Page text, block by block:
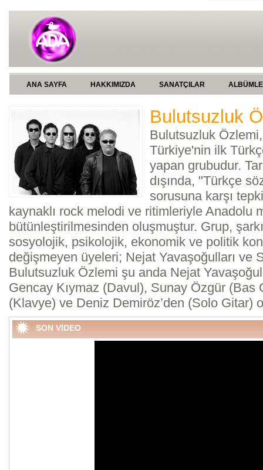
ANA SAYFA HAKKIMIZDA SANATÇILAR
Bulutsuzluk
Bulutsuzluk
Türkiye'nin ilk
yapan grubudur.
dışında, "Türkçe
sorusuna karşı
kaynaklı rock melodi ve ritimleriyle Anadolu
bütünleştirilmesinden oluşmuştur. Grup,
sosyolojik, psikolojik, ekonomik ve politik
değişmeyen üyeleri; Nejat Yavaşoğulları ve
Bulutsuzluk Özlemi şu anda Nejat
Gencay Kıymaz (Davul), Sunay Özgür (Bas
(Klavye) ve Deniz Demiröz’den (Solo Gitar)
SON VİDEO